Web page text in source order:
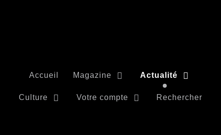
Accueil Magazine Actualité
Culture Votre compte Rechercher